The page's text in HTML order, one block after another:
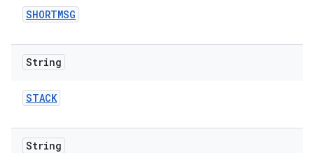
SHORTMSG
String
STACK
String